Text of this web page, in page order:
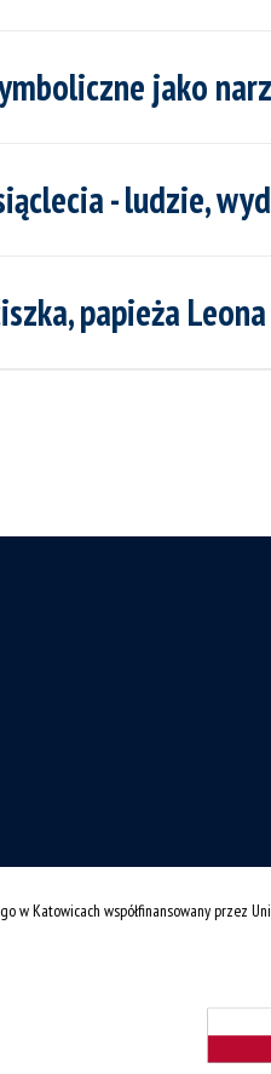
jako
- ludzie,
papieża
w Katowicach współfinansowany przez